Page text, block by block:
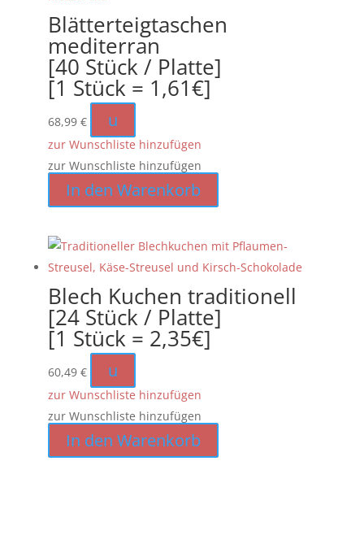
Blätterteigtaschen
mediterran
[40 Stück / Platte]
[1 Stück = 1,61€]
68,99 € u
zur Wunschliste hinzufügen
zur Wunschliste hinzufügen
In den Warenkorb
Blech Kuchen traditionell
[24 Stück / Platte]
[1 Stück = 2,35€]
60,49 € u
zur Wunschliste hinzufügen
zur Wunschliste hinzufügen
In den Warenkorb